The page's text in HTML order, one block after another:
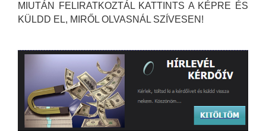
MIUTÁN FELIRATKOZTÁL KATTINTS A KÉPRE ÉS
KÜLDD EL, MIRŐL OLVASNÁL SZÍVESEN!